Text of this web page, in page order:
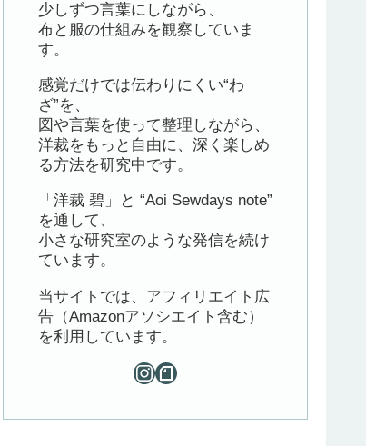
少しずつ言葉にしながら、
布と服の仕組みを観察していま
す。
感覚だけでは伝わりにくい“わ
ざ”を、
図や言葉を使って整理しながら、
洋裁をもっと自由に、深く楽しめ
る方法を研究中です。
「洋裁 碧」と “Aoi Sewdays note”
を通して、
小さな研究室のような発信を続け
ています。
当サイトでは、アフィリエイト広
告（Amazonアソシエイト含む）
を利用しています。